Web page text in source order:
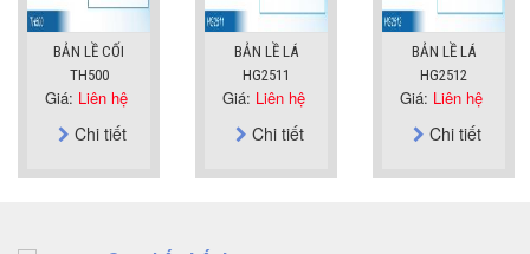
BẢN LỀ CỐI
TH500
Giá: Liên hệ
Chi tiết
BẢN LỀ LÁ
HG2511
Giá: Liên hệ
Chi tiết
BẢN LỀ LÁ
HG2512
Giá: Liên hệ
Chi tiết